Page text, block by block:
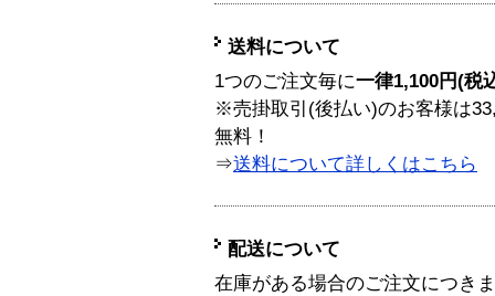
送料について
1つのご注文毎に一律1,100円(税
※売掛取引(後払い)のお客様は
無料！
⇒送料について詳しくはこちら
配送について
在庫がある場合のご注文につき